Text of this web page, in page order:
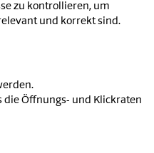
zu kontrollieren, um
und korrekt sind.
die Öffnungs- und Klickraten